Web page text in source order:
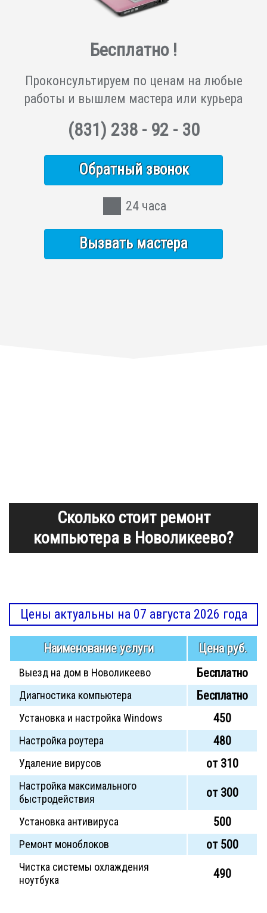
Бесплатно !
Проконсультируем по ценам на любые
работы и вышлем мастера или курьера
(831) 238 - 92 - 30
Обратный звонок
24 часа
Вызвать мастера
Сколько стоит ремонт
компьютера в Новоликеево?
Цены актуальны на 07 августа 2026 года
Наименование услуги Цена руб.
Выезд на дом в Новоликеево Бесплатно
Диагностика компьютера Бесплатно
Установка и настройка Windows 450
Настройка роутера 480
Удаление вирусов от 310
Настройка максимального
быстродействия
от 300
Установка антивируса 500
Ремонт моноблоков от 500
Чистка системы охлаждения
ноутбука
490